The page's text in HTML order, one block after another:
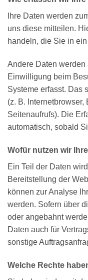
Ihre Daten werden
uns diese mitteilen.
handeln, die Sie in
Andere Daten werden
Einwilligung beim
Systeme erfasst. Das
(z. B.
Seitenaufrufs). Die
automatisch, sobald
Wofür nutzen wir
Ein Teil der Daten
Bereitstellung der
können zur Analyse
werden. Sofern über
oder angebahnt
Daten auch für
sonstige
Welche Rechte